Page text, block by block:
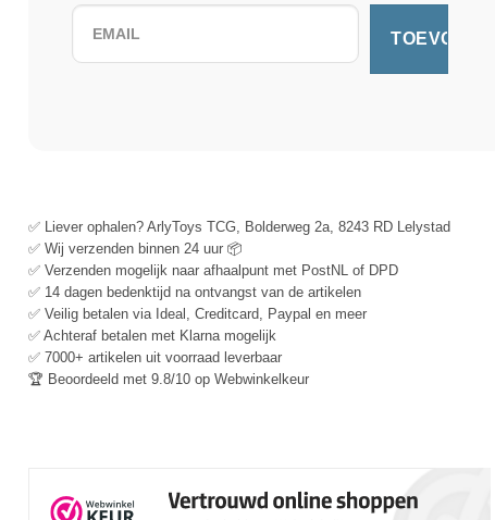
✅ Liever ophalen? ArlyToys TCG, Bolderweg 2a, 8243 RD Lelystad
✅ Wij verzenden binnen 24 uur 📦
✅ Verzenden mogelijk naar afhaalpunt met PostNL of DPD
✅ 14 dagen bedenktijd na ontvangst van de artikelen
✅ Veilig betalen via Ideal, Creditcard, Paypal en meer
✅ Achteraf betalen met Klarna mogelijk
✅ 7000+ artikelen uit voorraad leverbaar
🏆 Beoordeeld met 9.8/10 op Webwinkelkeur